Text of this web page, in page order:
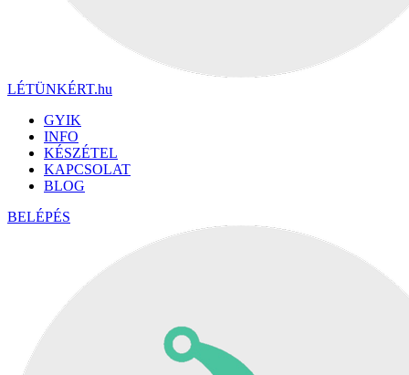
LÉTÜNKÉRT.hu
GYIK
INFO
KÉSZÉTEL
KAPCSOLAT
BLOG
BELÉPÉS